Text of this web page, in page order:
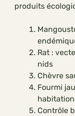
produits
Rat :
nids
Chèvre
Fourmi
Contrôle